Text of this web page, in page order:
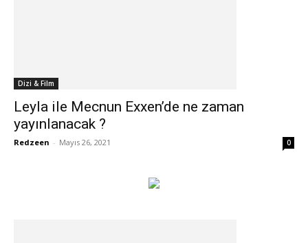
Dizi & Film
Leyla ile Mecnun Exxen’de ne zaman
yayınlanacak ?
Redzeen - Mayıs 26, 2021 0